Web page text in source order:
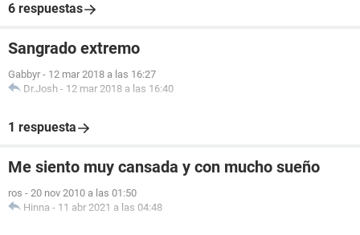
6 respuestas
Sangrado extremo
Gabbyr - 12 mar 2018 a las 16:27
Dr.Josh - 12 mar 2018 a las 16:40
1 respuesta
Me siento muy cansada y con mucho sueño
ros - 20 nov 2010 a las 01:50
Hinna - 11 abr 2021 a las 04:48